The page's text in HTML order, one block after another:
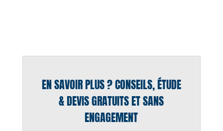
EN SAVOIR PLUS ? CONSEILS, ÉTUDE
& DEVIS GRATUITS ET SANS
ENGAGEMENT